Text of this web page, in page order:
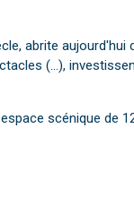
abrite
(...),
scénique de